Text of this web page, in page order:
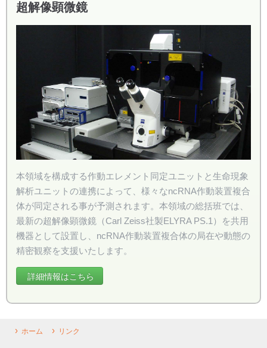
超解像顕微鏡
本領域を構成する作動エレメント同定ユニットと生命現象
解析ユニットの連携によって、様々なncRNA作動装置複合
体が同定される事が予測されます。本領域の総括班では、
最新の超解像顕微鏡（Carl Zeiss社製ELYRA PS.1）を共用
機器として設置し、ncRNA作動装置複合体の局在や動態の
精密観察を支援いたします。
詳細情報はこちら
ホーム リンク